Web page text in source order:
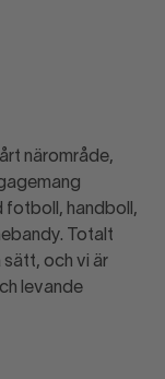
närområde,
fotboll, handboll,
Totalt
och vi är
levande